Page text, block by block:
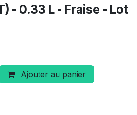
- 0.33 L - Fraise - Lot
Ajouter au panier